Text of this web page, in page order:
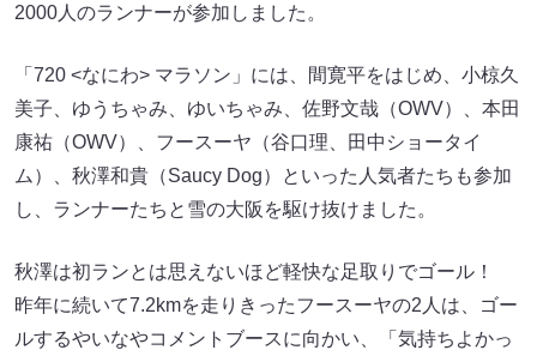
2000人のランナーが参加しました。
「720 <なにわ> マラソン」には、間寛平をはじめ、小椋久
美子、ゆうちゃみ、ゆいちゃみ、佐野文哉（OWV）、本田
康祐（OWV）、フースーヤ（谷口理、田中ショータイ
ム）、秋澤和貴（Saucy Dog）といった人気者たちも参加
し、ランナーたちと雪の大阪を駆け抜けました。
秋澤は初ランとは思えないほど軽快な足取りでゴール！
昨年に続いて7.2kmを走りきったフースーヤの2人は、ゴー
ルするやいなやコメントブースに向かい、「気持ちよかっ